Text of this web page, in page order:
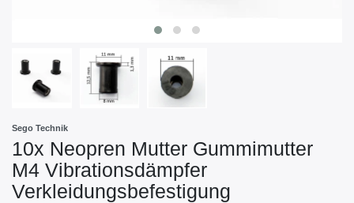
Sego Technik
10x Neopren Mutter Gummimutter
M4 Vibrationsdämpfer
Verkleidungsbefestigung